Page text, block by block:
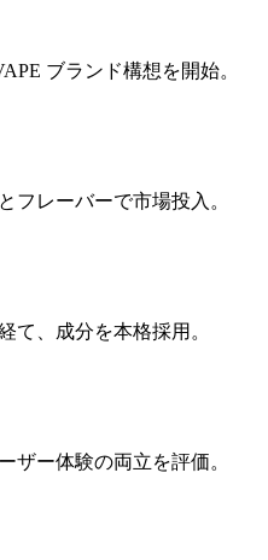
ブランド構想を開始。
フレーバーで市場投入。
て、成分を本格採用。
ザー体験の両立を評価。